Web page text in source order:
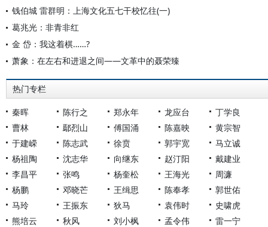
钱伯城 雷群明：上海文化五七干校忆往(一)
葛兆光：非青非红
金 岱：我这着棋……?
萧象：在左右和进退之间——文革中的聂荣臻
热门专栏
秦晖 陈行之 郑永年 龙应台
丁学良
曹林
鄢烈山 傅国涌 陈嘉映
黄宗智
于建嵘
陈志武 徐贲 郭宇宽
马立诚
杨祖陶
沈志华 向继东 赵汀阳
戴建业
李昌平
张鸣 杨奎松 王海光
周濂
杨鹏
邓晓芒 王缉思 陈奉孝
郭世佑
马玲
王振东 狄马 袁伟时
史啸虎
熊培云
秋风 刘小枫 孟令伟
雷一宁